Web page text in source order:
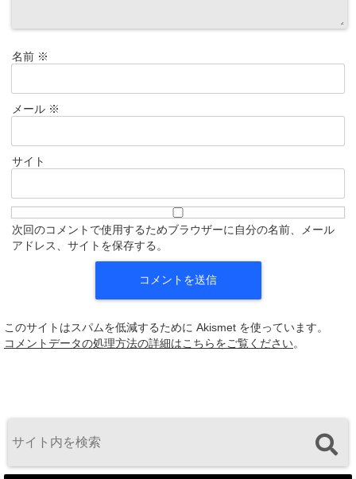
名前 ※
メール ※
サイト
次回のコメントで使用するためブラウザーに自分の名前、メール
アドレス、サイトを保存する。
このサイトはスパムを低減するために Akismet を使っています。
コメントデータの処理方法の詳細はこちらをご覧ください。